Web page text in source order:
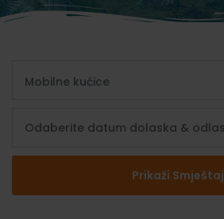
Mobilne kućice